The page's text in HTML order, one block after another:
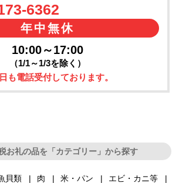
6362
年中無休
10:00～17:00
（1/1～1/3を除く）
も電話受付しております。
お礼の品を「カテゴリー」から探す
貝類 肉 米・パン
エビ・カニ等